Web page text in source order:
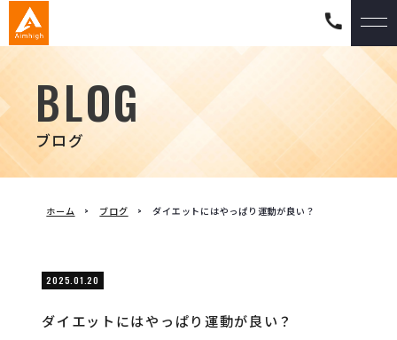
BLOG
ブログ
ホーム ブログ ダイエットにはやっぱり運動が良い？
2025.01.20
ダイエットにはやっぱり運動が良い？